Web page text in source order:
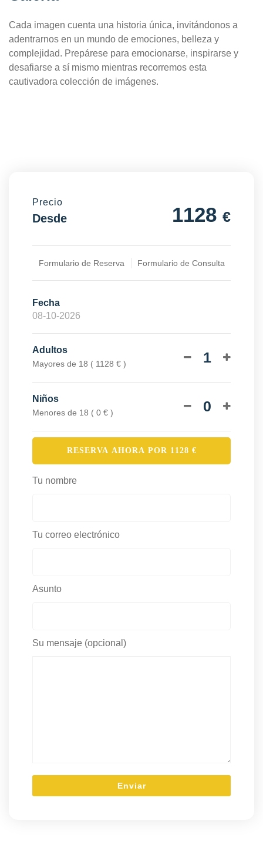
Cada imagen cuenta una historia única, invitándonos a
adentrarnos en un mundo de emociones, belleza y
complejidad. Prepárese para emocionarse, inspirarse y
desafiarse a sí mismo mientras recorremos esta
cautivadora colección de imágenes.
Precio
Desde 1128 €
Formulario de Reserva Formulario de Consulta
Fecha
Adultos
Mayores de 18 ( 1128 € ) 1
Niños
Menores de 18 ( 0 € ) 0
RESERVA AHORA POR 1128 €
Tu nombre
Tu correo electrónico
Asunto
Su mensaje (opcional)